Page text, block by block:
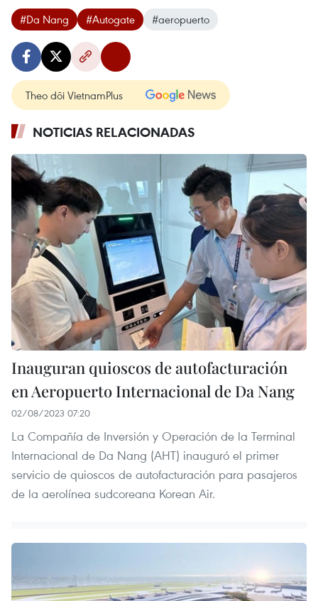
#Da Nang #Autogate #aeropuerto
Theo dõi VietnamPlus
NOTICIAS RELACIONADAS
Inauguran quioscos de autofacturación
en Aeropuerto Internacional de Da Nang
02/08/2023 07:20
La Compañía de Inversión y Operación de la Terminal
Internacional de Da Nang (AHT) inauguró el primer
servicio de quioscos de autofacturación para pasajeros
de la aerolínea sudcoreana Korean Air.